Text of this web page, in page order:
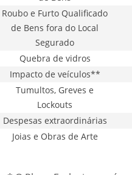
Roubo e Furto Qualificado
de Bens fora do Local
Segurado
Quebra de vidros
Impacto de veículos**
Tumultos, Greves e
Lockouts
Despesas extraordinárias
Joias e Obras de Arte